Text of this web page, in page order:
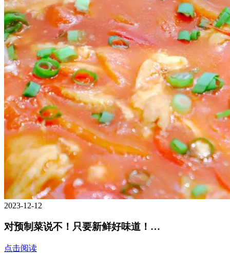
2023-12-12
对预制菜说不！只要新鲜好味道！…
点击阅读